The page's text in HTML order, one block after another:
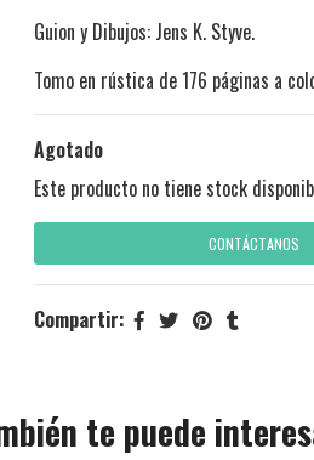
Guion y Dibujos: Jens K. Styve.
Tomo en rústica de 176 páginas a
Agotado
Este producto no tiene stock
CONTÁCTANOS
Compartir:
te puede